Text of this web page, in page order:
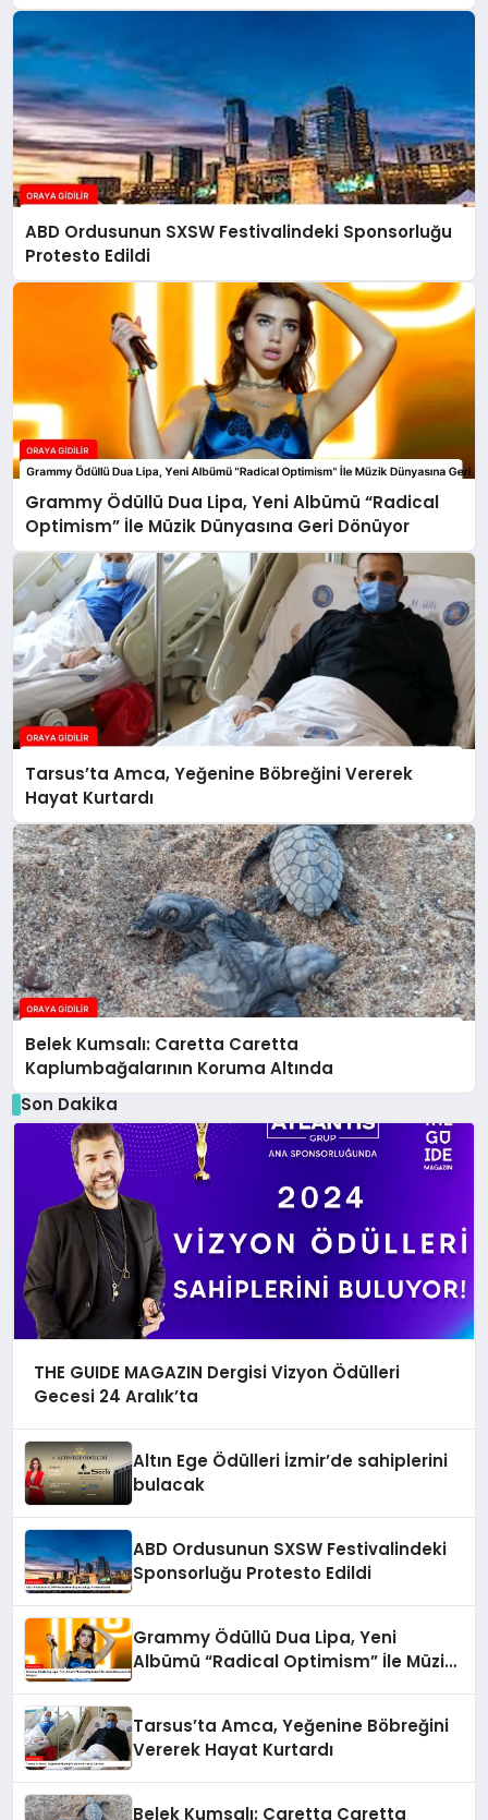
ABD Ordusunun SXSW Festivalindeki Sponsorluğu
Protesto Edildi
Grammy Ödüllü Dua Lipa, Yeni Albümü “Radical
Optimism” İle Müzik Dünyasına Geri Dönüyor
Tarsus’ta Amca, Yeğenine Böbreğini Vererek
Hayat Kurtardı
Belek Kumsalı: Caretta Caretta
Kaplumbağalarının Koruma Altında
Son Dakika
THE GUIDE MAGAZIN Dergisi Vizyon Ödülleri
Gecesi 24 Aralık’ta
Altın Ege Ödülleri İzmir’de sahiplerini
bulacak
ABD Ordusunun SXSW Festivalindeki
Sponsorluğu Protesto Edildi
Grammy Ödüllü Dua Lipa, Yeni
Albümü “Radical Optimism” İle Müzik
Tarsus’ta Amca, Yeğenine Böbreğini
Vererek Hayat Kurtardı
Belek Kumsalı: Caretta Caretta